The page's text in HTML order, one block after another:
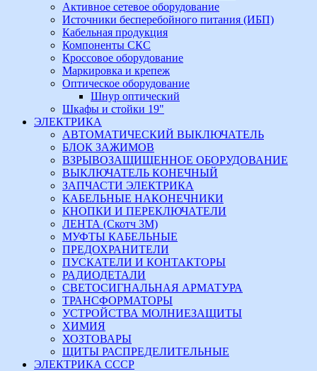
Активное сетевое оборудование
Источники бесперебойного питания (ИБП)
Кабельная продукция
Компоненты СКС
Кроссовое оборудование
Маркировка и крепеж
Оптическое оборудование
Шнур оптический
Шкафы и стойки 19"
ЭЛЕКТРИКА
АВТОМАТИЧЕСКИЙ ВЫКЛЮЧАТЕЛЬ
БЛОК ЗАЖИМОВ
ВЗРЫВОЗАЩИЩЕННОЕ ОБОРУДОВАНИЕ
ВЫКЛЮЧАТЕЛЬ КОНЕЧНЫЙ
ЗАПЧАСТИ ЭЛЕКТРИКА
КАБЕЛЬНЫЕ НАКОНЕЧНИКИ
КНОПКИ И ПЕРЕКЛЮЧАТЕЛИ
ЛЕНТА (Скотч 3М)
МУФТЫ КАБЕЛЬНЫЕ
ПРЕДОХРАНИТЕЛИ
ПУСКАТЕЛИ И КОНТАКТОРЫ
РАДИОДЕТАЛИ
СВЕТОСИГНАЛЬНАЯ АРМАТУРА
ТРАНСФОРМАТОРЫ
УСТРОЙСТВА МОЛНИЕЗАЩИТЫ
ХИМИЯ
ХОЗТОВАРЫ
ЩИТЫ РАСПРЕДЕЛИТЕЛЬНЫЕ
ЭЛЕКТРИКА СССР